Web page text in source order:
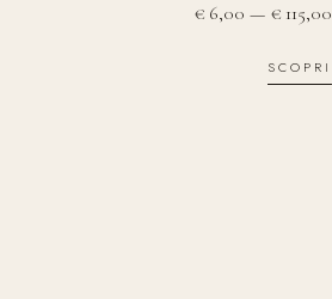
€ 6,00 — € 115,00
SCOPRI